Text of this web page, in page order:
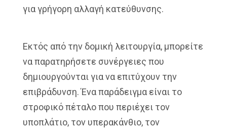
για γρήγορη αλλαγή κατεύθυνσης.
Εκτός από την δομική λειτουργία, μπορείτε
να παρατηρήσετε συνέργειες που
δημιουργούνται για να επιτύχουν την
επιβράδυνση. Ένα παράδειγμα είναι το
στροφικό πέταλο που περιέχει τον
υποπλάτιο, τον υπερακάνθιο, τον